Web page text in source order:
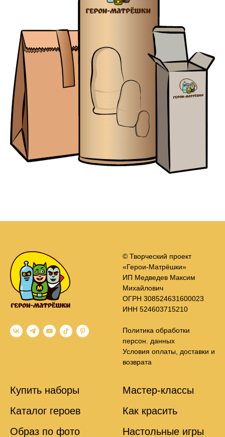
© Творческий проект
«Герои-Матрёшки»
ИП Медведев Максим
Михайлович
ОГРН 308524631600023
ИНН 524603715210
Политика обработки
персон. данных
Условия оплаты, доставки и
возврата
Купить наборы
Каталог героев
Образ по фото
Мастер-классы
Как красить
Настольные игры